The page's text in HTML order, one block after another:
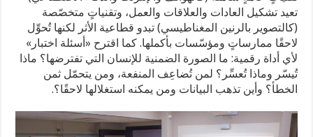
تعيد تشكيل العادات والعلاقات والعمل، وتقنياتٍ متخصّصة
(كالتصوير بالرنين المغناطيسي) تبدو قطاعية الأثر لكنها تُحوِّل
لاحقًا ممارساتٍ ومؤسّسات بأكملها. كما اقترح «أسئلة اختبار»
لأي أداة رقمية: ما الصورة الضمنية للإنسان التي تفترضها؟ ماذا
تُيسّر وماذا تُعسِّر؟ لمن تُضاعِف المنفعة، ومن يتحمّل ثمن
الخطأ؟ وأين تذهب البيانات ومن يمكنه استغلالها لاحقًا؟.